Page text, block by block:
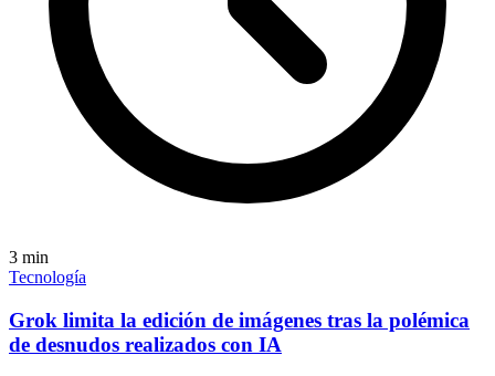
3 min
Tecnología
Grok limita la edición de imágenes tras la polémica
de desnudos realizados con IA